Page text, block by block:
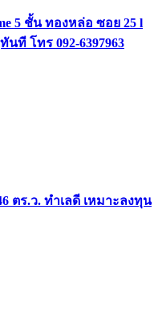
5 ชั้น ทองหล่อ ซอย 25 l
นที โทร 092-6397963
ตร.ว. ทำเลดี เหมาะลงทุน